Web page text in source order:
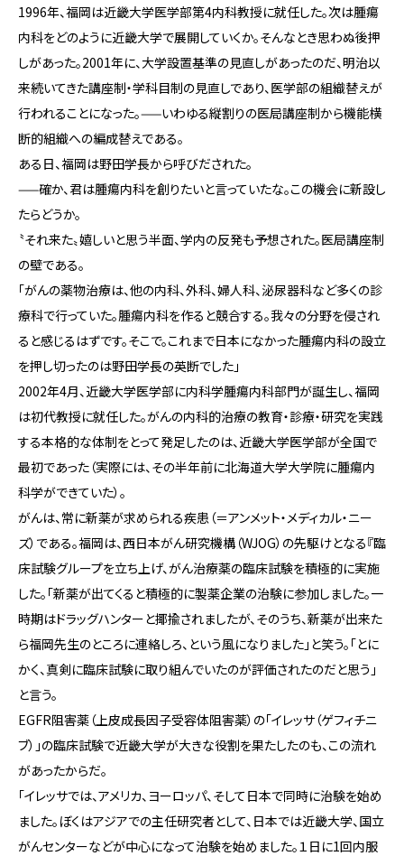
1996年、福岡は近畿大学医学部第4内科教授に就任した。次は腫瘍
内科をどのように近畿大学で展開していくか。そんなとき思わぬ後押
しがあった。2001年に、大学設置基準の見直しがあったのだ、明治以
来続いてきた講座制・学科目制の見直しであり、医学部の組織替えが
行われることになった。——いわゆる縦割りの医局講座制から機能横
断的組織への編成替えである。
ある日、福岡は野田学長から呼びだされた。
——確か、君は腫瘍内科を創りたいと言っていたな。この機会に新設し
たらどうか。
〝それ来た〟嬉しいと思う半面、学内の反発も予想された。医局講座制
の壁である。
「がんの薬物治療は、他の内科、外科、婦人科、泌尿器科など多くの診
療科で行っていた。腫瘍内科を作ると競合する。我々の分野を侵され
ると感じるはずです。そこで。これまで日本になかった腫瘍内科の設立
を押し切ったのは野田学長の英断でした」
2002年4月、近畿大学医学部に内科学腫瘍内科部門が誕生し、福岡
は初代教授に就任した。がんの内科的治療の教育・診療・研究を実践
する本格的な体制をとって発足したのは、近畿大学医学部が全国で
最初であった（実際には、その半年前に北海道大学大学院に腫瘍内
科学ができていた）。
がんは、常に新薬が求められる疾患（＝アンメット・メディカル・ニー
ズ）である。福岡は、西日本がん研究機構（WJOG）の先駆けとなる『臨
床試験グループを立ち上げ、がん治療薬の臨床試験を積極的に実施
した。「新薬が出てくると積極的に製薬企業の治験に参加しました。一
時期はドラッグハンターと揶揄されましたが、そのうち、新薬が出来た
ら福岡先生のところに連絡しろ、という風になりました」と笑う。「とに
かく、真剣に臨床試験に取り組んでいたのが評価されたのだと思う」
と言う。
EGFR阻害薬（上皮成長因子受容体阻害薬）の「イレッサ（ゲフィチニ
ブ）」の臨床試験で近畿大学が大きな役割を果たしたのも、この流れ
があったからだ。
「イレッサでは、アメリカ、ヨーロッパ、そして日本で同時に治験を始め
ました。ぼくはアジアでの主任研究者として、日本では近畿大学、国立
がんセンターなどが中心になって治験を始めました。１日に1回内服